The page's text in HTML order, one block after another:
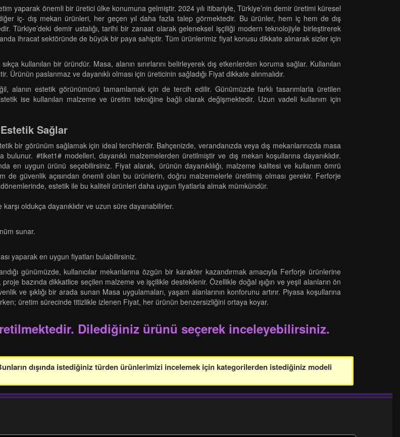
yaparak önemli bir üretici ülke konumuna gelmiştir. 2024 yılı itibariyle, Türkiye’nin demir üretimi küresel
iç- dış mekan ürünleri, her geçen yıl daha fazla talep görmektedir. Bu ürünler, hem iç hem de dış
Türkiye’deki demir ustalığı, tarihi bir zanaat olarak geleneksel işçiliği modern teknolojiyle birleştirerek
ihracat sektöründe de büyük bir paya sahiptir. Tüm ürünlerimiz fiyat konusu dikkate alınarak sizler için
kullanılan bir üründür. Masa, alanın sınırlarını belirleyerek dış etkenlerden koruma sağlar. Kullanılan
paslanmaz ve dayanıklı olması için üreticinin sağladığı Fiyat dikkate alınmalıdır.
alanın estetik görünümünü tamamlamak için de tercih edilir. Günümüzde farklı tasarımlarla üretilen
ise kullanılan malzeme ve üretim tekniğine bağlı olarak değişmektedir. Uzun vadeli kullanım için
Sağlar
bir görünüm sağlamak için ideal tercihlerdir. Bahçenizde, verandanızda veya dış mekanlarınızda masa
#tiket1# modelleri, dayanıklı malzemelerden üretilmiştir ve dış mekan koşullarına dayanıklıdır.
en uygun ürünü seçebilirsiniz. Fiyat alarak, ürünün dayanıklılığı, malzeme kalitesi ve kullanım ömrü
de güvenlik açısından önemli olan bu ürünlerin, doğru malzemelerle üretilmiş olması gerekir. Ferforje
estetik ile bu kaliteli ürünleri daha uygun fiyatlarla almak mümkündür.
oldukça dayanıklıdır ve uzun süre dayanabilirler.
sunar.
yaparak en uygun fiyatları bulabilirsiniz.
günümüzde, kullanıcılar mekanlarına özgün bir karakter kazandırmak amacıyla Ferforje ürünlerine
bazında dikkatlice seçilen malzeme ve işçilikle desteklenir. Özellikle doğal ışığın ve yeşil alanların ön
ve şıklığı bir arada sunan Masa uygulamaları, yaşam alanlarının konforunu artırır. Piyasa koşullarına
üretim sürecinde titizlikle izlenen Fiyat, her ürünün benzersizliğini ortaya koyar.
Dilediğiniz ürünü seçerek inceleyebilirsiniz.
dışında istediğiniz türden ürünlerimizi incelemek için kategorilerden istediğiniz modeli